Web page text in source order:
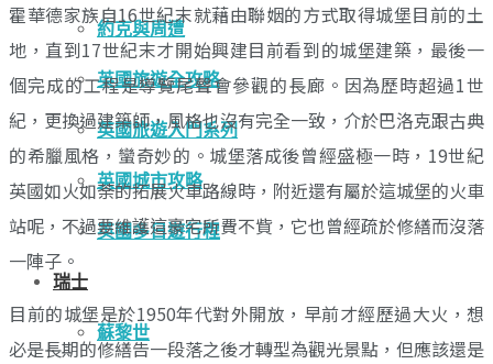
約克與周遭
英國旅遊全攻略
英國旅遊入門系列
英國城市攻略
英國多日遊行程
瑞士
蘇黎世
霍華德家族自16世紀末就藉由聯姻的方式取得城堡目前的土
地，直到17世紀末才開始興建目前看到的城堡建築，最後一
個完成的工程是導覽尾聲會參觀的長廊。因為歷時超過1世
紀，更換過建築師，風格也沒有完全一致，介於巴洛克跟古典
的希臘風格，蠻奇妙的。城堡落成後曾經盛極一時，19世紀
英國如火如荼的拓展火車路線時，附近還有屬於這城堡的火車
站呢，不過要維護這豪宅所費不貲，它也曾經疏於修繕而沒落
一陣子。
目前的城堡是於1950年代對外開放，早前才經歷過大火，想
必是長期的修繕告一段落之後才轉型為觀光景點，但應該還是